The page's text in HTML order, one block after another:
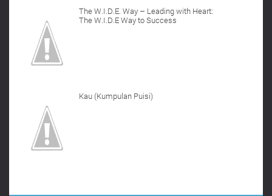
The W.I.D.E. Way – Leading with Heart:
The W.I.D.E Way to Success
Kau (Kumpulan Puisi)